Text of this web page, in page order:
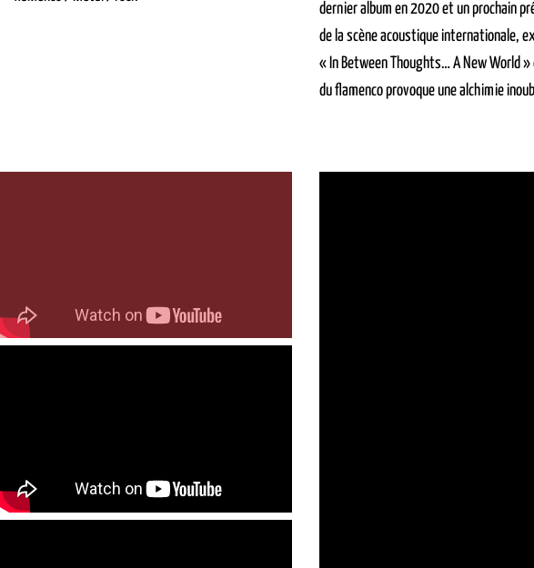
dernier album en 2020 et un prochain
de la scène acoustique internationale,
« In Between Thoughts… A New World
du flamenco provoque une alchimie